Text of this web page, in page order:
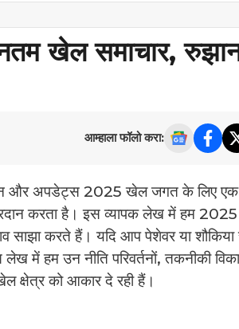
खेल समाचार,
आम्हाला फॉलो करा:
अपडेट्स 2025 ­खेल जगत के लिए एक
प्रदान करता है। इस व्यापक लेख में हम
साझा करते हैं। यदि आप पेशेवर या
में हम उन नीति परिवर्तनों, तकनीकी
क्षेत्र को आकार दे रही हैं।